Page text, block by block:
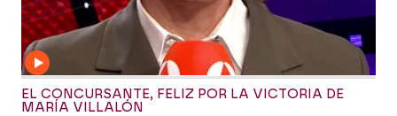
EL CONCURSANTE, FELIZ POR LA VICTORIA DE
MARÍA VILLALÓN